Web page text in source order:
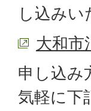
し込みい
大和市
申し込み
気軽に下